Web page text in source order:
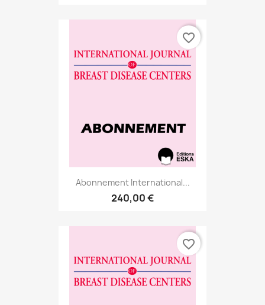
Abonnement International...
240,00 €
favorite_border
favorite_border